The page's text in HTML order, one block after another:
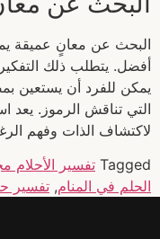
البحث عن معانٍ عميقة
أفضل. يتطلب ذلك
يمكن للفرد أن يستعين
التي تناقش الرموز. يعد
لاكتشاف الذات وفهم
Tagged تفسير الأحلام
الحلم في المنام, تفسير